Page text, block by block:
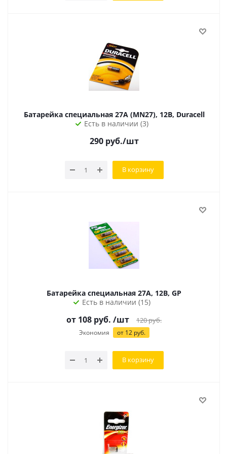
Батарейка специальная 27A (MN27), 12В, Duracell
Есть в наличии (3)
290руб./шт
В корзину
Батарейка специальная 27A, 12В, GP
Есть в наличии (15)
от 108 руб. /шт 120руб.
Экономия от 12руб.
В корзину